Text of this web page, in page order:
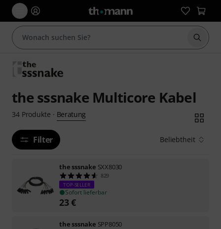
Suche
the sssnake Multicore Kabel
34 Produkte · Beratung
Filter Beliebtheit
the sssnake SXX8030
829
TOP-SELLER
Sofort lieferbar
23€
the sssnake SPP8050